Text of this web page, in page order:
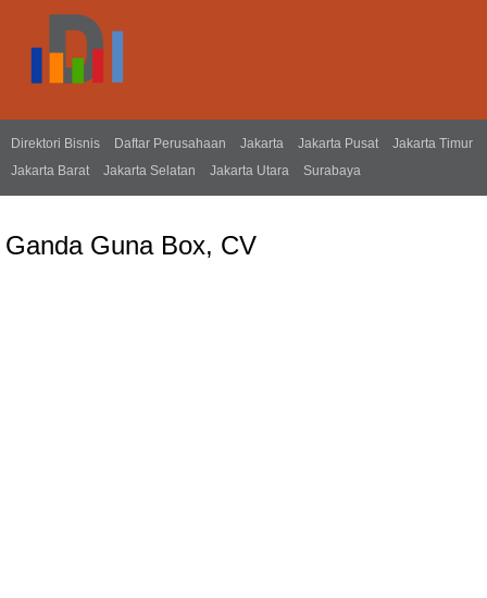
Direktori Bisnis Daftar Perusahaan Jakarta Jakarta Pusat
Jakarta Timur
Jakarta Barat
Jakarta Selatan Jakarta Utara Surabaya
Ganda Guna Box, CV